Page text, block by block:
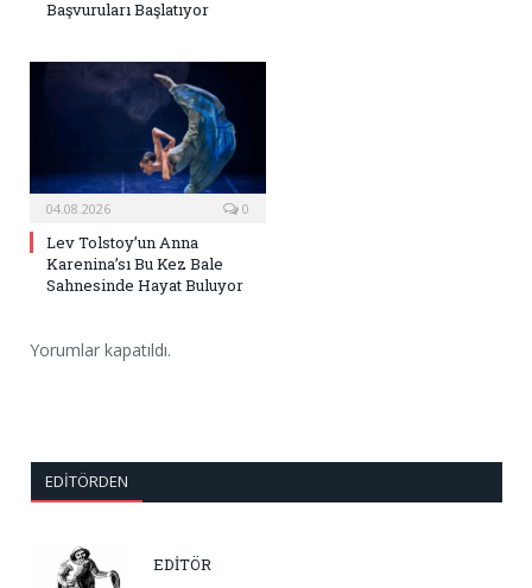
Başvuruları Başlatıyor
04.08.2026 0
Lev Tolstoy’un Anna
Karenina’sı Bu Kez Bale
Sahnesinde Hayat Buluyor
Yorumlar kapatıldı.
EDITÖRDEN
EDİTÖR